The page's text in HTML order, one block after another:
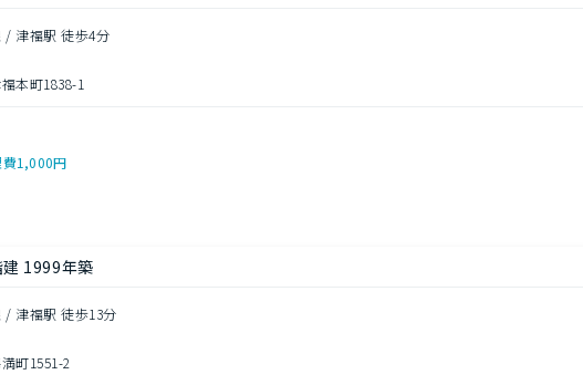
/ 津福駅 徒歩4分
本町1838-1
1,000円
1999年築
/ 津福駅 徒歩13分
町1551-2